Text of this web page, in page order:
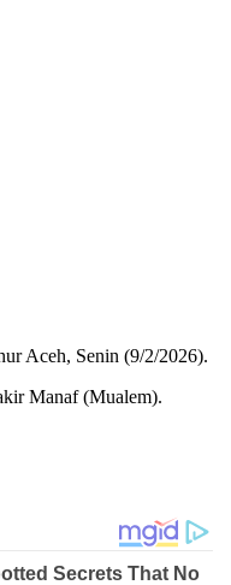
Aceh, Senin (9/2/2026).
Manaf (Mualem).